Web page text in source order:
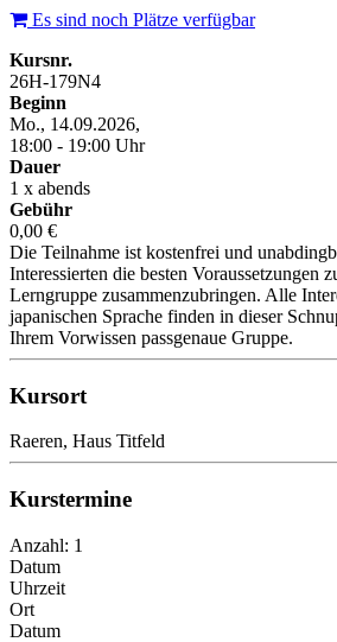
Es sind noch Plätze verfügbar
Kursnr.
26H-179N4
Beginn
Mo., 14.09.2026,
18:00 - 19:00 Uhr
Dauer
1 x abends
Gebühr
0,00 €
Die Teilnahme ist kostenfrei und
Interessierten die besten Voraussetzungen
Lerngruppe zusammenzubringen. Alle
japanischen Sprache finden in dieser
Ihrem Vorwissen passgenaue Gruppe.
Kursort
Raeren, Haus Titfeld
Kurstermine
Anzahl: 1
Datum
Uhrzeit
Ort
Datum